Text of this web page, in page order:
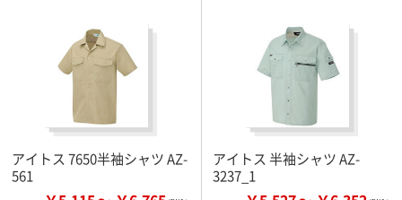
アイトス 7650半袖シャツ AZ-
561
アイトス 半袖シャツ AZ-
3237_1